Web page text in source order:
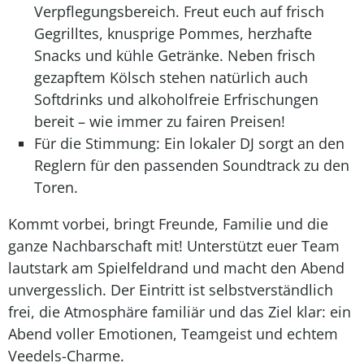
Verpflegungsbereich. Freut euch auf frisch
Gegrilltes, knusprige Pommes, herzhafte
Snacks und kühle Getränke. Neben frisch
gezapftem Kölsch stehen natürlich auch
Softdrinks und alkoholfreie Erfrischungen
bereit – wie immer zu fairen Preisen!
Für die Stimmung: Ein lokaler DJ sorgt an den
Reglern für den passenden Soundtrack zu den
Toren.
Kommt vorbei, bringt Freunde, Familie und die
ganze Nachbarschaft mit! Unterstützt euer Team
lautstark am Spielfeldrand und macht den Abend
unvergesslich. Der Eintritt ist selbstverständlich
frei, die Atmosphäre familiär und das Ziel klar: ein
Abend voller Emotionen, Teamgeist und echtem
Veedels-Charme.